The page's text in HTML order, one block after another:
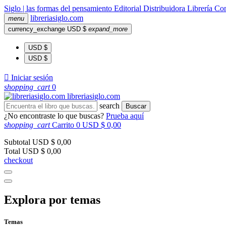
Siglo | las formas del pensamiento Editorial Distribuidora Librería
menu libreriasiglo.com
currency_exchange USD $ expand_more
USD $
USD $
 Iniciar sesión
shopping_cart 0
libreriasiglo.com
search
Buscar
¿No encontraste lo que buscas? Prueba aquí
shopping_cart Carrito 0 USD $ 0,00
Subtotal USD $ 0,00
Total USD $ 0,00
checkout
Explora por temas
Temas